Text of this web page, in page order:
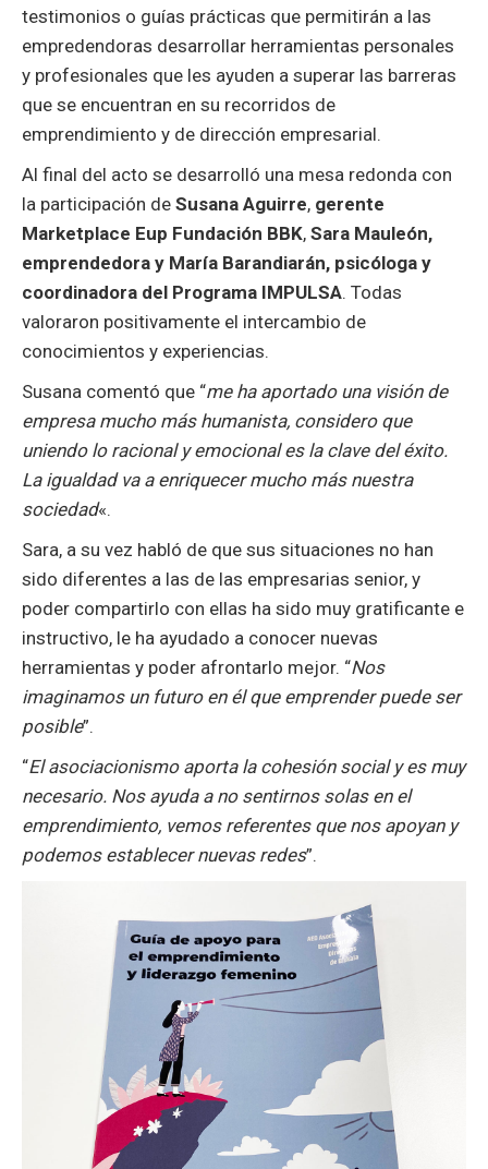
testimonios o guías prácticas que permitirán a las
empredendoras desarrollar herramientas personales
y profesionales que les ayuden a superar las barreras
que se encuentran en su recorridos de
emprendimiento y de dirección empresarial.
Al final del acto se desarrolló una mesa redonda con
la participación de Susana Aguirre, gerente
Marketplace Eup Fundación BBK, Sara Mauleón,
emprendedora y María Barandiarán, psicóloga y
coordinadora del Programa IMPULSA. Todas
valoraron positivamente el intercambio de
conocimientos y experiencias.
Susana comentó que “me ha aportado una visión de
empresa mucho más humanista, considero que
uniendo lo racional y emocional es la clave del éxito.
La igualdad va a enriquecer mucho más nuestra
sociedad«.
Sara, a su vez habló de que sus situaciones no han
sido diferentes a las de las empresarias senior, y
poder compartirlo con ellas ha sido muy gratificante e
instructivo, le ha ayudado a conocer nuevas
herramientas y poder afrontarlo mejor. “Nos
imaginamos un futuro en él que emprender puede ser
posible”.
“El asociacionismo aporta la cohesión social y es muy
necesario. Nos ayuda a no sentirnos solas en el
emprendimiento, vemos referentes que nos apoyan y
podemos establecer nuevas redes”.
Navegación
publicaciones